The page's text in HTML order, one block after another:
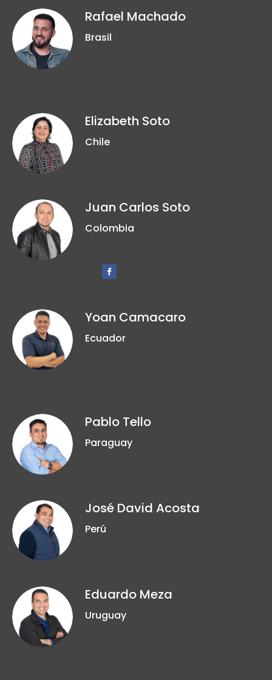
Rafael Machado
Brasil
Elizabeth Soto
Chile
Juan Carlos Soto
Colombia
Yoan Camacaro
Ecuador
Pablo Tello
Paraguay
José David Acosta
Perú
Eduardo Meza
Uruguay